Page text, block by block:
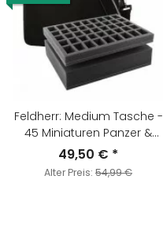
Feldherr: Medium Tasche -
45 Miniaturen Panzer &
Monster
49,50 € *
Alter Preis: 54,99 €